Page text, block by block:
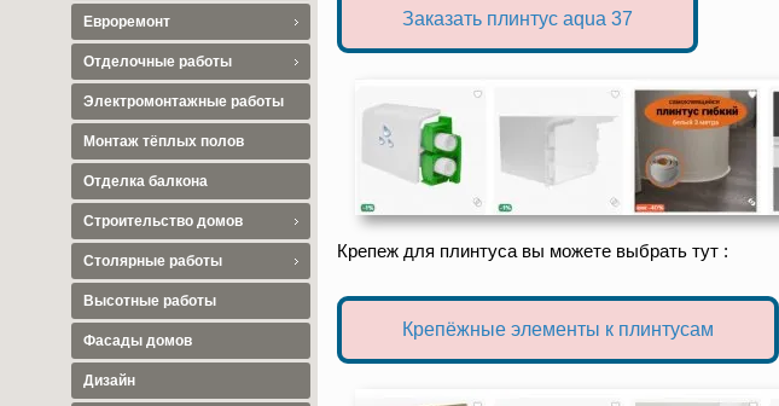
Заказать плинтус aqua 37
Крепеж для плинтуса вы можете выбрать тут :
Крепёжные элементы к плинтусам
Евроремонт
Отделочные работы
Электромонтажные работы
Монтаж тёплых полов
Отделка балкона
Строительство домов
Столярные работы
Высотные работы
Фасады домов
Дизайн